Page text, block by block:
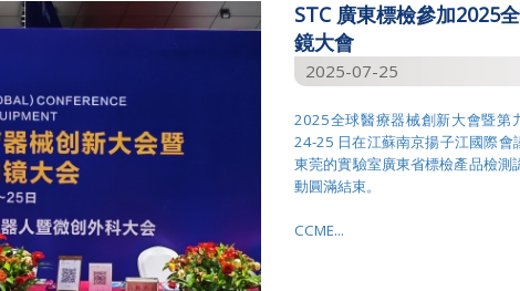
STC 廣東標檢參加2025
鏡大會
2025-07-25
2025全球醫療器械創新大會暨第
24-25 日在江蘇南京揚子江國際會
東莞的實驗室廣東省標檢產品檢測
動圓滿結束。
CCME...